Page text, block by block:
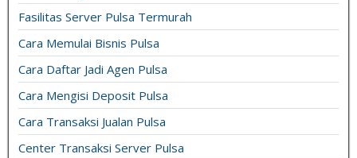
Fasilitas Server Pulsa Termurah
Cara Memulai Bisnis Pulsa
Cara Daftar Jadi Agen Pulsa
Cara Mengisi Deposit Pulsa
Cara Transaksi Jualan Pulsa
Center Transaksi Server Pulsa